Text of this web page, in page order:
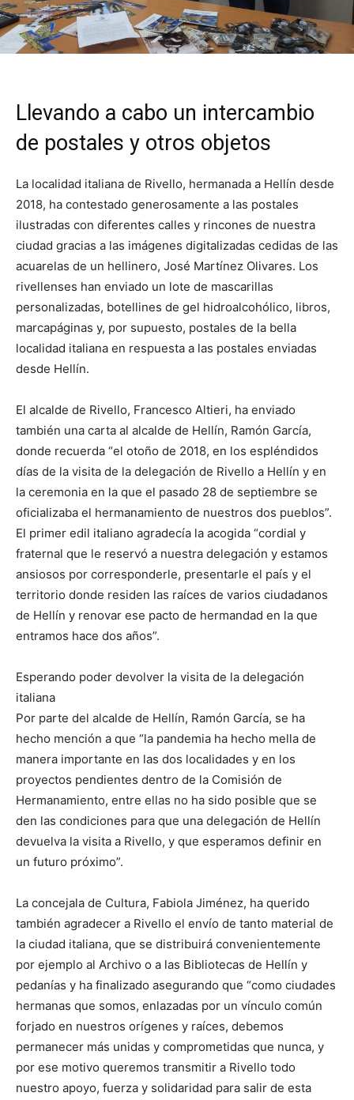
Llevando a cabo un intercambio
de postales y otros objetos
La localidad italiana de Rivello, hermanada a Hellín desde
2018, ha contestado generosamente a las postales
ilustradas con diferentes calles y rincones de nuestra
ciudad gracias a las imágenes digitalizadas cedidas de las
acuarelas de un hellinero, José Martínez Olivares. Los
rivellenses han enviado un lote de mascarillas
personalizadas, botellines de gel hidroalcohólico, libros,
marcapáginas y, por supuesto, postales de la bella
localidad italiana en respuesta a las postales enviadas
desde Hellín.
El alcalde de Rivello, Francesco Altieri, ha enviado
también una carta al alcalde de Hellín, Ramón García,
donde recuerda “el otoño de 2018, en los espléndidos
días de la visita de la delegación de Rivello a Hellín y en
la ceremonia en la que el pasado 28 de septiembre se
oficializaba el hermanamiento de nuestros dos pueblos”.
El primer edil italiano agradecía la acogida “cordial y
fraternal que le reservó a nuestra delegación y estamos
ansiosos por corresponderle, presentarle el país y el
territorio donde residen las raíces de varios ciudadanos
de Hellín y renovar ese pacto de hermandad en la que
entramos hace dos años”.
Esperando poder devolver la visita de la delegación
italiana
Por parte del alcalde de Hellín, Ramón García, se ha
hecho mención a que “la pandemia ha hecho mella de
manera importante en las dos localidades y en los
proyectos pendientes dentro de la Comisión de
Hermanamiento, entre ellas no ha sido posible que se
den las condiciones para que una delegación de Hellín
devuelva la visita a Rivello, y que esperamos definir en
un futuro próximo”.
La concejala de Cultura, Fabiola Jiménez, ha querido
también agradecer a Rivello el envío de tanto material de
la ciudad italiana, que se distribuirá convenientemente
por ejemplo al Archivo o a las Bibliotecas de Hellín y
pedanías y ha finalizado asegurando que “como ciudades
hermanas que somos, enlazadas por un vínculo común
forjado en nuestros orígenes y raíces, debemos
permanecer más unidas y comprometidas que nunca, y
por ese motivo queremos transmitir a Rivello todo
nuestro apoyo, fuerza y solidaridad para salir de esta